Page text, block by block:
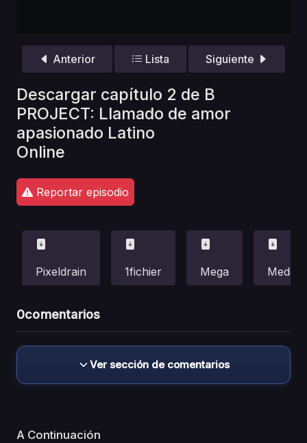
Anterior Lista Siguiente
Descargar capítulo 2 de B
PROJECT: Llamado de amor
apasionado Latino
Online
Reportar episodio
Pixeldrain 1fichier Mega
0comentarios
Ver sección de comentarios
A Continuación